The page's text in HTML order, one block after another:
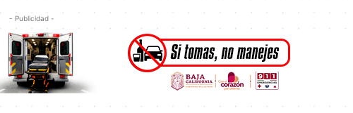
- Publicidad -